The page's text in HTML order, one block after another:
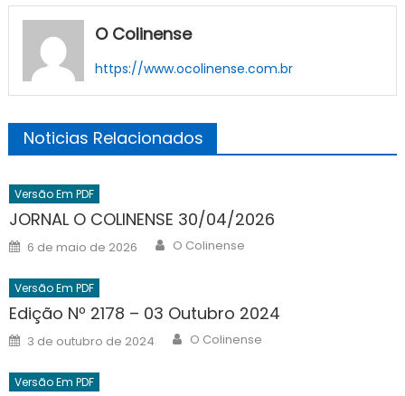
O Colinense
https://www.ocolinense.com.br
Noticias Relacionados
Versão Em PDF
JORNAL O COLINENSE 30/04/2026
Posted
on
6 de maio de 2026 Author
O Colinense
Versão Em PDF
Edição Nº 2178 – 03 Outubro 2024
Posted
on
3 de outubro de 2024 Author
O Colinense
Versão Em PDF